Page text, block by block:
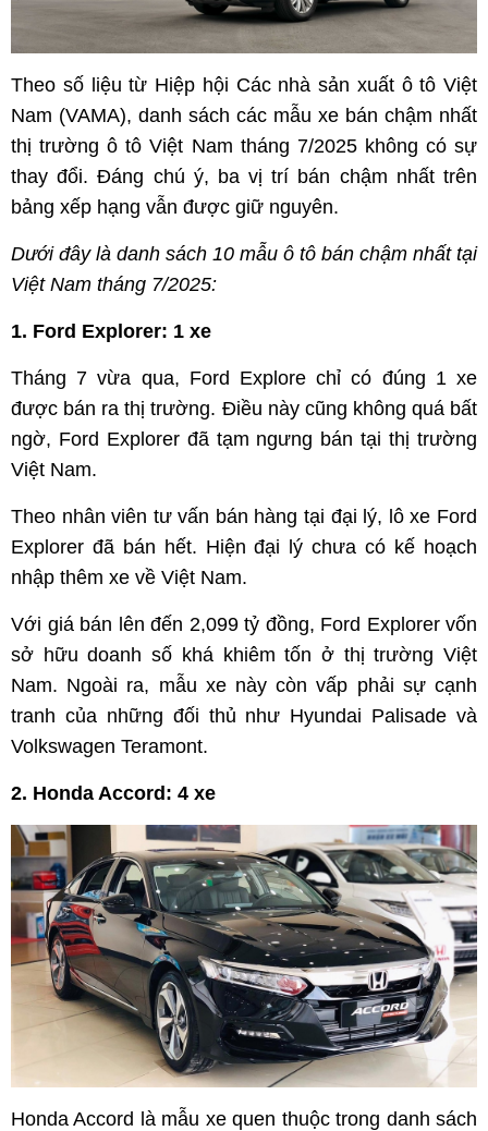
Theo số liệu từ Hiệp hội Các nhà sản xuất ô tô Việt
Nam (VAMA), danh sách các mẫu xe bán chậm nhất
thị trường ô tô Việt Nam tháng 7/2025 không có sự
thay đổi. Đáng chú ý, ba vị trí bán chậm nhất trên
bảng xếp hạng vẫn được giữ nguyên.
Dưới đây là danh sách 10 mẫu ô tô bán chậm nhất tại
Việt Nam tháng 7/2025:
1. Ford Explorer: 1 xe
Tháng 7 vừa qua, Ford Explore chỉ có đúng 1 xe
được bán ra thị trường. Điều này cũng không quá bất
ngờ, Ford Explorer đã tạm ngưng bán tại thị trường
Việt Nam.
Theo nhân viên tư vấn bán hàng tại đại lý, lô xe Ford
Explorer đã bán hết. Hiện đại lý chưa có kế hoạch
nhập thêm xe về Việt Nam.
Với giá bán lên đến 2,099 tỷ đồng, Ford Explorer vốn
sở hữu doanh số khá khiêm tốn ở thị trường Việt
Nam. Ngoài ra, mẫu xe này còn vấp phải sự cạnh
tranh của những đối thủ như Hyundai Palisade và
Volkswagen Teramont.
2. Honda Accord: 4 xe
Honda Accord là mẫu xe quen thuộc trong danh sách